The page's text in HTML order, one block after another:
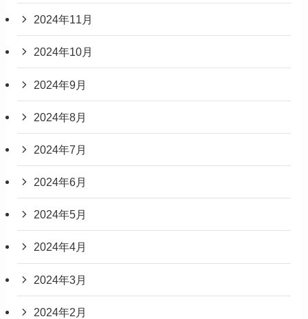
2024年11月
2024年10月
2024年9月
2024年8月
2024年7月
2024年6月
2024年5月
2024年4月
2024年3月
2024年2月